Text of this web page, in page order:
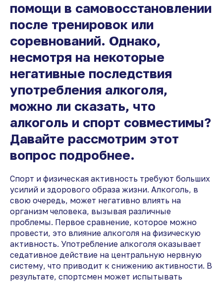
помощи в самовосстановлении
после тренировок или
соревнований. Однако,
несмотря на некоторые
негативные последствия
употребления алкоголя,
можно ли сказать, что
алкоголь и спорт совместимы?
Давайте рассмотрим этот
вопрос подробнее.
Спорт и физическая активность требуют больших
усилий и здорового образа жизни. Алкоголь, в
свою очередь, может негативно влиять на
организм человека, вызывая различные
проблемы. Первое сравнение, которое можно
провести, это влияние алкоголя на физическую
активность. Употребление алкоголя оказывает
седативное действие на центральную нервную
систему, что приводит к снижению активности. В
результате, спортсмен может испытывать